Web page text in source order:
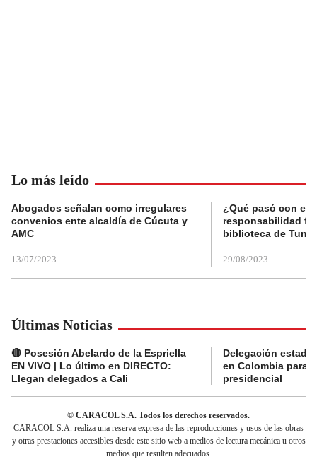
Lo más leído
Abogados señalan como irregulares
convenios ente alcaldía de Cúcuta y
AMC
13/07/2023
¿Qué pasó con el
responsabilidad
biblioteca de
29/08/2023
Últimas Noticias
🔴 Posesión Abelardo de la Espriella
EN VIVO | Lo último en DIRECTO:
Llegan delegados a Cali
Delegación
en Colombia para
presidencial
© CARACOL S.A. Todos los derechos reservados.
CARACOL S.A. realiza una reserva expresa de las reproducciones y usos de las obras
y otras prestaciones accesibles desde este sitio web a medios de lectura mecánica u otros
medios que resulten adecuados.